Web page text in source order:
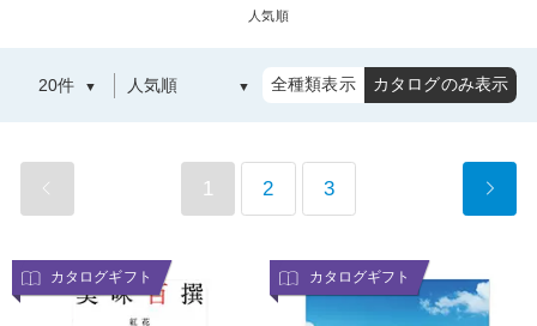
人気順
全種類表示 カタログのみ表示
1 2 3
カタログギフト カタログギフト